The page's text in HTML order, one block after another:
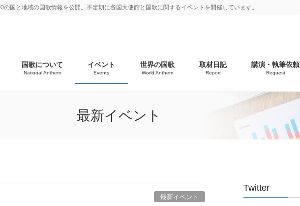
国と地域の国歌情報を公開。不定期に各国大使館と国歌に関するイベントを開催しています。
国歌について
National Anthem
イベント
Events
世界の国歌
World Anthem
取材日記
Report
講演・執筆依頼
Request
最新イベント
最新イベント
Twitter